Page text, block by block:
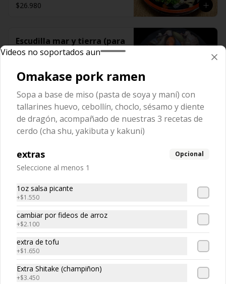
$26.980
Escudilla mar y tierra (para
2)
salteados en salsa hoisin,
acompañado de arroz y ensalada
$19.980
Conócenos
Llámanos +56 229441662
Términos y condiciones
Política de privacidad
Videos no soportados aun
Omakase pork ramen
Sopa a base de miso (pasta de soya y maní) con
tallarines huevo, cebollín, choclo, sésamo y diente
de dragón, acompañado de nuestras 3 recetas de
cerdo (cha shu, yakibuta y kakuni)
extras Opcional
Seleccione al menos 1
1oz salsa picante
+$1.550
cambiar por fideos de arroz
+$2.100
extra de tofu
+$1.650
Extra Shitake (champiñon)
+$3.450